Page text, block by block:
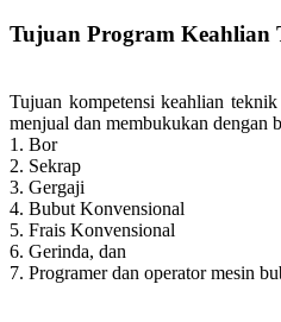
Tujuan Program Keahlian
Tujuan kompetensi keahlian
menjual dan membukukan dengan
1. Bor
2. Sekrap
3. Gergaji
4. Bubut Konvensional
5. Frais Konvensional
6. Gerinda, dan
7. Programer dan operator mesin